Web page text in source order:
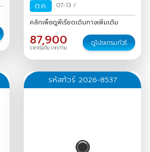
ต.ค. 07-13 /
คลิกเพื่อดูพีเรียดเดินทางเพิ่มเติม
87,900
ราคาเริ่มต้น บาท/ท่าน
ดูโปรแกรมทัวร์
รหัสทัวร์ 2026-8537